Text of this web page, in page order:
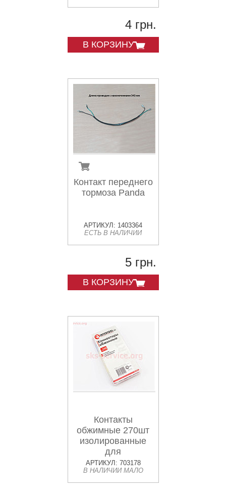
4 грн.
В КОРЗИНУ
Контакт переднего
тормоза Panda
АРТИКУЛ: 1403364
ЕСТЬ В НАЛИЧИИ
5 грн.
В КОРЗИНУ
Контакты
обжимные 270шт
изолированные
для
электропроводки
TC-9011
АРТИКУЛ: 703178
В НАЛИЧИИ МАЛО